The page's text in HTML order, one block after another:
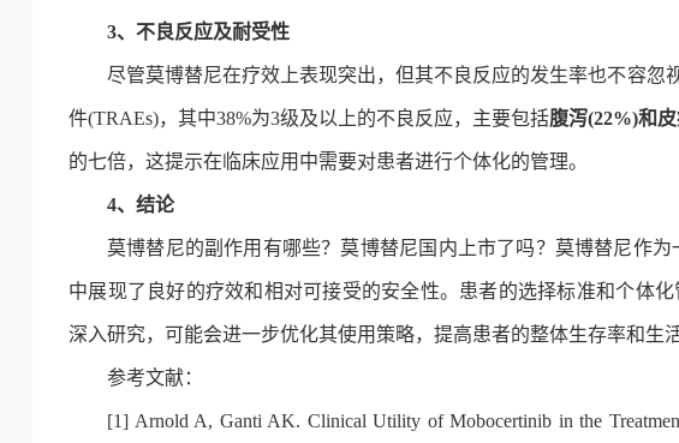
3、不良反应及耐受性
尽管莫博替尼在疗效上表现突出，但其不良反应的发生率也不容忽
件(TRAEs)，其中38%为3级及以上的不良反应，主要包括腹泻(22%)和
的七倍，这提示在临床应用中需要对患者进行个体化的管理。
4、结论
莫博替尼的副作用有哪些？莫博替尼国内上市了吗？莫博替尼作
中展现了良好的疗效和相对可接受的安全性。患者的选择标准和个体
深入研究，可能会进一步优化其使用策略，提高患者的整体生存率和生活
参考文献：
[1] Arnold A, Ganti AK. Clinical Utility of Mobocertinib in the